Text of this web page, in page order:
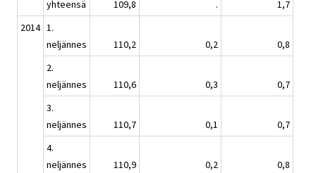
yhteensä 109,8 .
1,7
2014 1.
neljännes
110,2 0,2
0,8
2.
neljännes
110,6 0,3
0,7
3.
neljännes
110,7 0,1
0,7
4.
neljännes
110,9 0,2
0,8